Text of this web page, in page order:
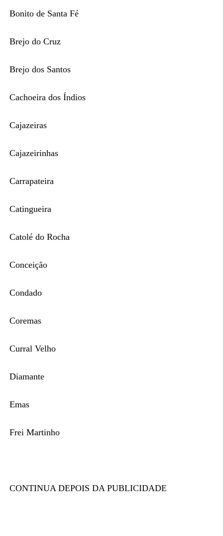
Bonito de Santa Fé
Brejo do Cruz
Brejo dos Santos
Cachoeira dos Índios
Cajazeiras
Cajazeirinhas
Carrapateira
Catingueira
Catolé do Rocha
Conceição
Condado
Coremas
Curral Velho
Diamante
Emas
Frei Martinho
CONTINUA DEPOIS DA PUBLICIDADE